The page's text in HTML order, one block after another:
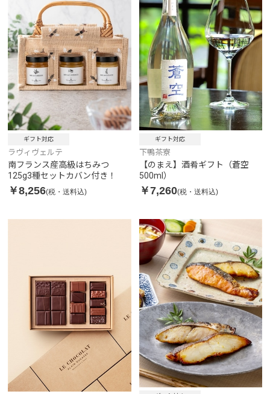
ギフト対応
ラヴィヴェルテ
南フランス産高級はちみつ
125g3種セットカバン付き！
￥8,256(税・送料込)
ギフト対応
下鴨茶寮
【のまえ】酒肴ギフト（蒼空
500ml）
￥7,260(税・送料込)